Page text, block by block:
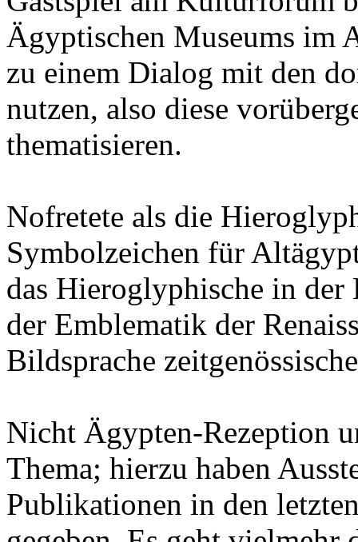
Ägyptischen Museums im
zu einem Dialog mit den
nutzen, also diese
thematisieren.
Nofretete als die
Symbolzeichen für
das Hieroglyphische in der
der Emblematik der
Bildsprache
Nicht Ägypten-Rezeption
Thema; hierzu haben
Publikationen in den